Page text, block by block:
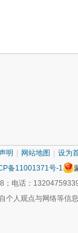
明 网站地图 设为
备11001371号-1
；电话：
人观点与网络等信